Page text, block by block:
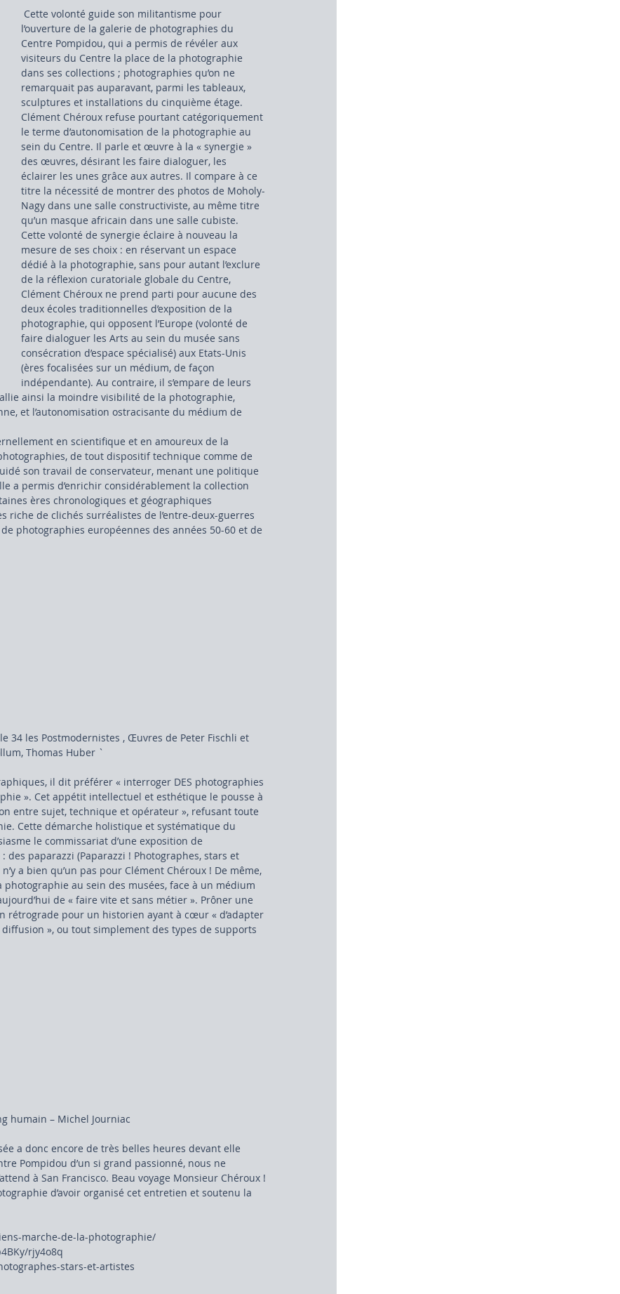
l’ouverture de la galerie de photographies du
Centre Pompidou, qui a permis de révéler aux
visiteurs du Centre la place de la photographie
dans ses collections ; photographies qu’on ne
remarquait pas auparavant, parmi les tableaux,
sculptures et installations du cinquième étage.
Clément Chéroux refuse pourtant catégoriquement
le terme d’autonomisation de la photographie au
sein du Centre. Il parle et œuvre à la « synergie »
des œuvres, désirant les faire dialoguer, les
éclairer les unes grâce aux autres. Il compare à ce
titre la nécessité de montrer des photos de Moholy-
Nagy dans une salle constructiviste, au même titre
qu’un masque africain dans une salle cubiste.
Cette volonté de synergie éclaire à nouveau la
mesure de ses choix : en réservant un espace
dédié à la photographie, sans pour autant l’exclure
de la réflexion curatoriale globale du Centre,
Clément Chéroux ne prend parti pour aucune des
deux écoles traditionnelles d’exposition de la
photographie, qui opposent l’Europe (volonté de
faire dialoguer les Arts au sein du musée sans
consécration d’espace spécialisé) aux Etats-Unis
(ères focalisées sur un médium, de façon
indépendante). Au contraire, il s’empare de leurs
ainsi la moindre visibilité de la photographie,
et l’autonomisation ostracisante du médium de
en scientifique et en amoureux de la
de tout dispositif technique comme de
son travail de conservateur, menant une politique
a permis d’enrichir considérablement la collection
ères chronologiques et géographiques
riche de clichés surréalistes de l’entre-deux-guerres
photographies européennes des années 50-60 et de
Thomas Huber `
il dit préférer « interroger DES photographies
». Cet appétit intellectuel et esthétique le pousse à
entre sujet, technique et opérateur », refusant toute
Cette démarche holistique et systématique du
le commissariat d’une exposition de
paparazzi (Paparazzi ! Photographes, stars et
a bien qu’un pas pour Clément Chéroux ! De même,
au sein des musées, face à un médium
de « faire vite et sans métier ». Prôner une
pour un historien ayant à cœur « d’adapter
», ou tout simplement des types de supports
humain – Michel Journiac
a donc encore de très belles heures devant elle
Pompidou d’un si grand passionné, nous ne
à San Francisco. Beau voyage Monsieur Chéroux !
d’avoir organisé cet entretien et soutenu la
marche-de-la-photographie/
rjy4o8q
stars-et-artistes